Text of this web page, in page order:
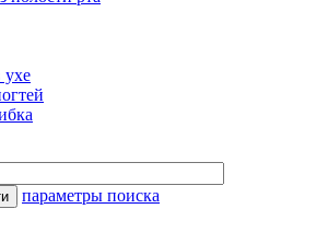
ухе
параметры поиска